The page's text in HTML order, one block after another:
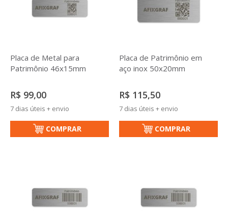
Placa de Metal para
Patrimônio 46x15mm
R$ 99,00
7 dias úteis + envio
COMPRAR
Placa de Patrimônio em
aço inox 50x20mm
R$ 115,50
7 dias úteis + envio
COMPRAR